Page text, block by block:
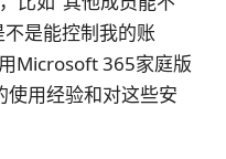
是能控制我的账
Microsoft 365家庭版
用经验和对这些安